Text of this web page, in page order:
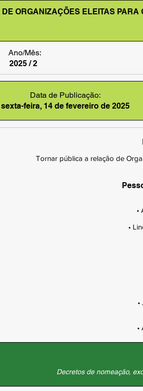
ORGANIZAÇÕES ELEITAS PARA
Ano/Mês:
2025 / 2
Data de Publicação:
sexta-feira, 14 de fevereiro de 2025
Tornar pública a relação de
•
•
•
Decretos de nomeação,